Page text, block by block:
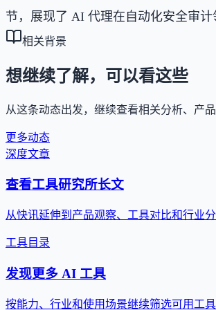
节，展现了 AI 代理在自动化安全审计
相关背景
想继续了解，可以看这些
从这条动态出发，继续查看相关分析、产
更多动态
深度文章
查看工具研究所长文
从快讯延伸到产品观察、工具对比和行业分
工具目录
发现更多 AI 工具
按能力、行业和使用场景继续筛选可用工具